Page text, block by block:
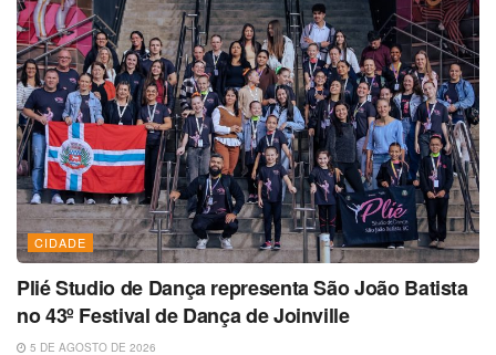
CIDADE
Plié Studio de Dança representa São João Batista
no 43º Festival de Dança de Joinville
5 DE AGOSTO DE 2026